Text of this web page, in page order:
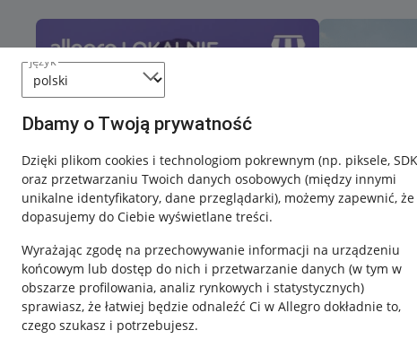
język
Dbamy o Twoją prywatność
Dzięki plikom cookies i technologiom pokrewnym (np. piksele,
oraz przetwarzaniu Twoich danych osobowych (między innymi
unikalne identyfikatory, dane przeglądarki), możemy zapewnić, że
dopasujemy do Ciebie wyświetlane treści.
Wyrażając zgodę na przechowywanie informacji na urządzeniu
końcowym lub dostęp do nich i przetwarzanie danych (w tym w
obszarze profilowania, analiz rynkowych i statystycznych)
sprawiasz, że łatwiej będzie odnaleźć Ci w Allegro dokładnie to,
czego szukasz i potrzebujesz.